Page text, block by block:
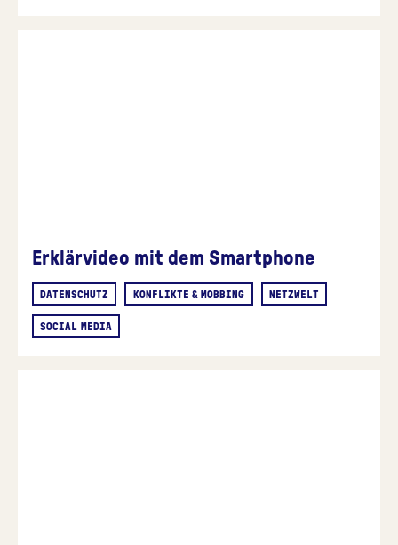
Erklärvideo mit dem Smartphone
DATENSCHUTZ KONFLIKTE & MOBBING NETZWELT
SOCIAL MEDIA